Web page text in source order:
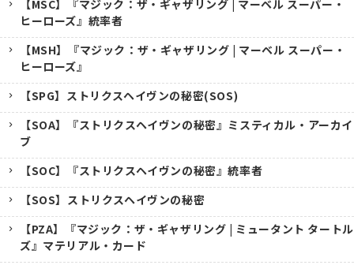
【MSC】『マジック：ザ・ギャザリング | マーベル スーパー・
ヒーローズ』統率者
【MSH】『マジック：ザ・ギャザリング | マーベル スーパー・
ヒーローズ』
【SPG】ストリクスヘイヴンの秘密(SOS)
【SOA】『ストリクスヘイヴンの秘密』ミスティカル・アーカイ
ブ
【SOC】『ストリクスヘイヴンの秘密』統率者
【SOS】ストリクスヘイヴンの秘密
【PZA】『マジック：ザ・ギャザリング | ミュータント タートル
ズ』マテリアル・カード